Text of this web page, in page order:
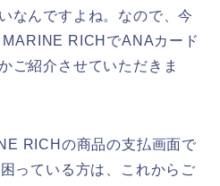
なんですよね。なので、今
RICHでANAカード
ご紹介させていただきま
RICHの商品の支払画面で
っている方は、これからご